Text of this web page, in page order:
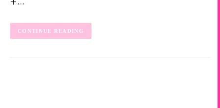
＋…
CONTINUE READING